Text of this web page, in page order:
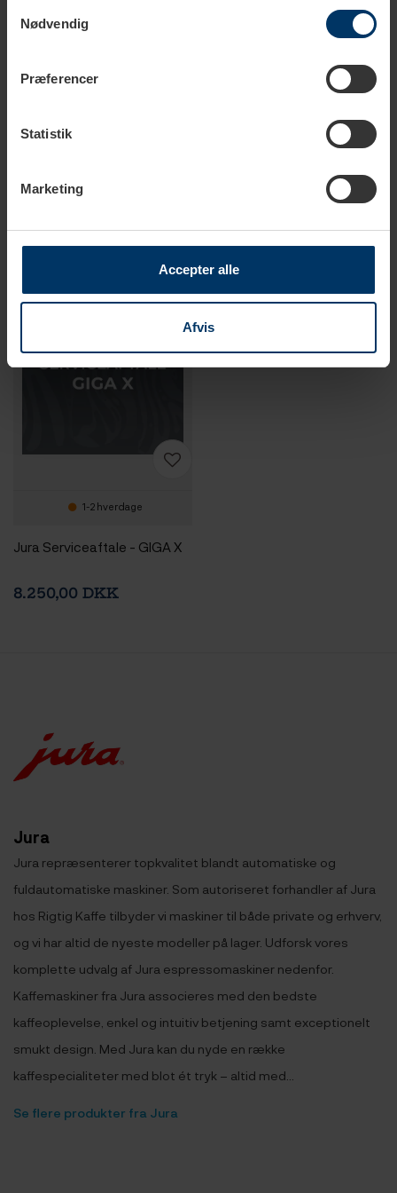
Nødvendig
Præferencer
Statistik
Marketing
Accepter alle
Afvis
Kontakt os for bestilling 1-2 hverdage
1-2 hverdage
Jura Serviceaftale - GIGA X
8.250,00 DKK
Jura
Jura repræsenterer topkvalitet blandt automatiske og
fuldautomatiske maskiner. Som autoriseret forhandler af Jura
hos Rigtig Kaffe tilbyder vi maskiner til både private og erhverv,
og vi har altid de nyeste modeller på lager. Udforsk vores
komplette udvalg af Jura espressomaskiner nedenfor.
Kaffemaskiner fra Jura associeres med den bedste
kaffeoplevelse, enkel og intuitiv betjening samt exceptionelt
smukt design. Med Jura kan du nyde en række
kaffespecialiteter med blot ét tryk – altid med...
Se flere produkter fra Jura